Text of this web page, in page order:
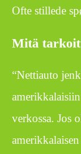
Ofte stillede
Mitä
“Nettiauto
verkossa. Jos